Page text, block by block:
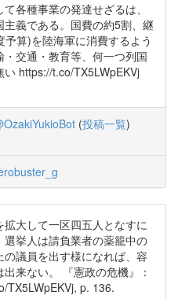
各種事業の発達せざるは、
義である。国費の約5割、継
算)を陸海軍に消費するよう
交通・教育等、何一つ列国
https://t.co/TX5LWpEKVj
(投稿一覧)
大して一区四五人となすに
挙人は請負業者の薬籠中の
議員を出す様になれば、容
来ない。 『憲政の危機』：
TX5LWpEKVj, p. 136.